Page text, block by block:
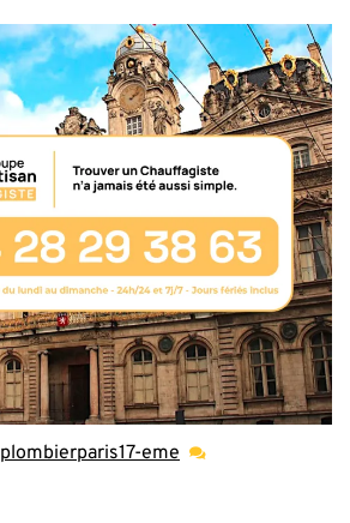
plombierparis17-eme plombierparis17-